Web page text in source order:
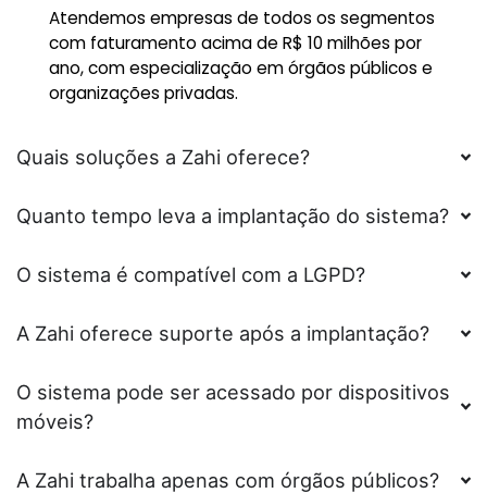
Atendemos empresas de todos os segmentos
com faturamento acima de R$ 10 milhões por
ano, com especialização em órgãos públicos e
organizações privadas.
Quais soluções a Zahi oferece?
Quanto tempo leva a implantação do sistema?
O sistema é compatível com a LGPD?
A Zahi oferece suporte após a implantação?
O sistema pode ser acessado por dispositivos
móveis?
A Zahi trabalha apenas com órgãos públicos?